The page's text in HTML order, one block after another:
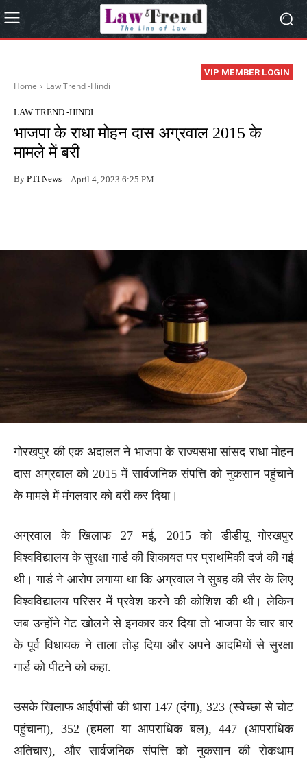
VIP MEMBER LOGIN
Home Law Trend -Hindi
LAW TREND -HINDI
भाजपा के राधा मोहन दास अग्रवाल 2015 के
मामले में बरी
By PTI News April 4, 2023 6:25 PM
गोरखपुर की एक अदालत ने भाजपा के राज्यसभा सांसद राधा मोहन
दास अग्रवाल को 2015 में सार्वजनिक संपत्ति को नुकसान पहुंचाने
के मामले में मंगलवार को बरी कर दिया।
अग्रवाल के खिलाफ 27 मई, 2015 को डीडीयू गोरखपुर
विश्वविद्यालय के सुरक्षा गार्ड की शिकायत पर प्राथमिकी दर्ज की गई
थी। गार्ड ने आरोप लगाया था कि अग्रवाल ने सुबह की सैर के लिए
विश्वविद्यालय परिसर में प्रवेश करने की कोशिश की थी। लेकिन
जब उन्होंने गेट खोलने से इनकार कर दिया तो भाजपा के चार बार
के पूर्व विधायक ने ताला तोड़ दिया और अपने आदमियों से सुरक्षा
गार्ड को पीटने को कहा.
उसके खिलाफ आईपीसी की धारा 147 (दंगा), 323 (स्वेच्छा से चोट
पहुंचाना), 352 (हमला या आपराधिक बल), 447 (आपराधिक
अतिचार), और सार्वजनिक संपत्ति को नुकसान की रोकथाम